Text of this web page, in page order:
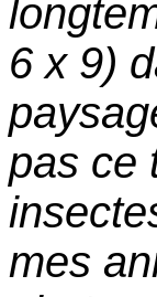
6 x 9)
pas ce
mes